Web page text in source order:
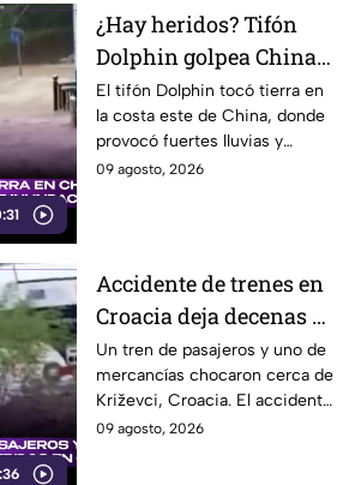
¿Hay heridos? Tifón
Dolphin golpea China
con fuertes vientos y
lluvias
El tifón Dolphin tocó tierra en
la costa este de China, donde
provocó fuertes lluvias y
vientos, además de alertas por
09 agosto, 2026
Accidente de trenes en
Croacia deja decenas de
heridos; seis están
graves
Un tren de pasajeros y uno de
mercancías chocaron cerca de
Križevci, Croacia. El accidente
dejó entre 20 y 25 heridos,
09 agosto, 2026